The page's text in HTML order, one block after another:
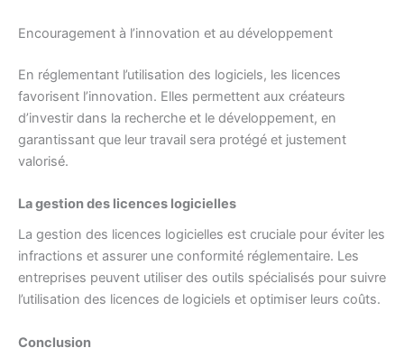
Encouragement à l’innovation et au développement
En réglementant l’utilisation des logiciels, les licences
favorisent l’innovation. Elles permettent aux créateurs
d’investir dans la recherche et le développement, en
garantissant que leur travail sera protégé et justement
valorisé.
La gestion des licences logicielles
La gestion des licences logicielles est cruciale pour éviter les
infractions et assurer une conformité réglementaire. Les
entreprises peuvent utiliser des outils spécialisés pour suivre
l’utilisation des licences de logiciels et optimiser leurs coûts.
Conclusion